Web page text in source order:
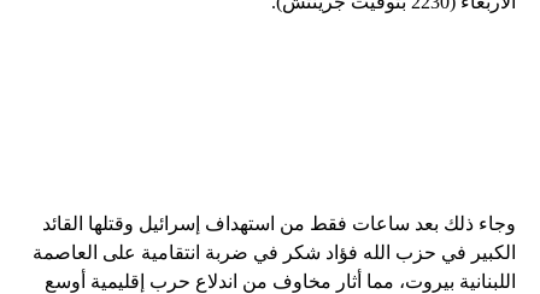
وجاء ذلك بعد ساعات فقط من استهداف إسرائيل وقتلها القائد
الكبير في حزب الله فؤاد شكر في ضربة انتقامية على العاصمة
اللبنانية بيروت، مما أثار مخاوف من اندلاع حرب إقليمية أوسع